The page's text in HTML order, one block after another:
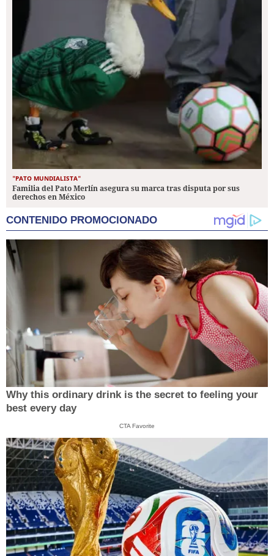
"PATO MUNDIALISTA"
Familia del Pato Merlín asegura su marca tras disputa por sus
derechos en México
CONTENIDO PROMOCIONADO
Why this ordinary drink is the secret to feeling your
best every day
CTA Favorite